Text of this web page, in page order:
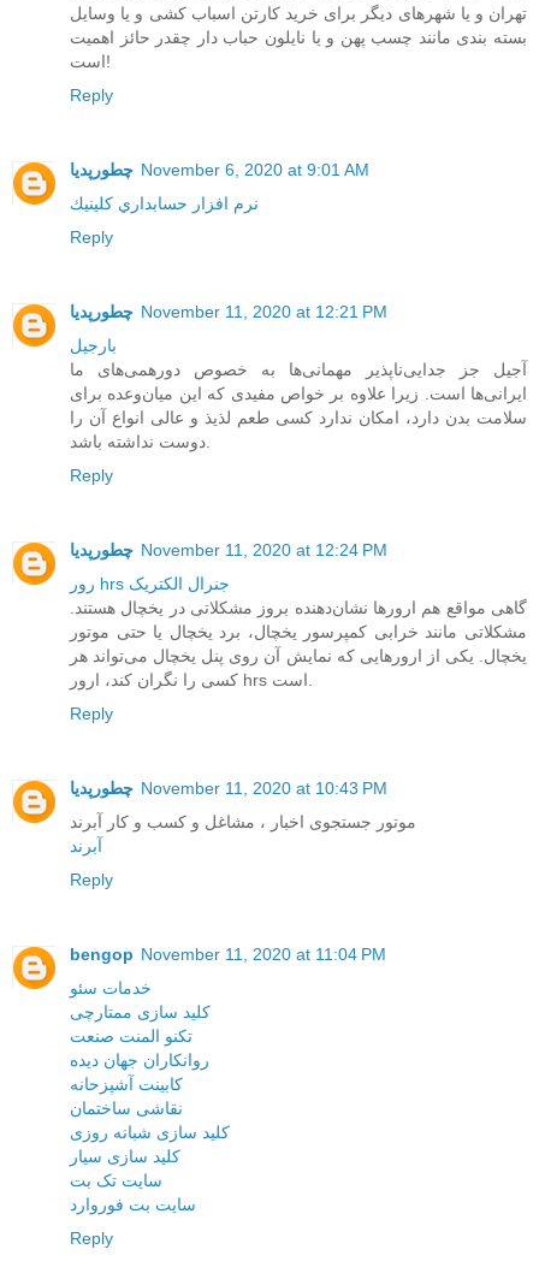
تهران و یا شهرهای دیگر برای خرید کارتن اسباب کشی و یا وسایل
بسته بندی مانند چسب پهن و یا نایلون حباب دار چقدر حائز اهمیت
است!
Reply
چطورپدیا November 6, 2020 at 9:01 AM
نرم افزار حسابداري كلينيك
Reply
چطورپدیا November 11, 2020 at 12:21 PM
بارجیل
آجیل جز جدایی‌ناپذیر مهمانی‌ها به‌ خصوص دورهمی‌های ما
ایرانی‌ها است. زیرا علاوه بر خواص مفیدی که این میان‌وعده برای
سلامت بدن دارد، امکان ندارد کسی طعم لذیذ و عالی انواع آن را
Reply
چطورپدیا November 11, 2020 at 12:24 PM
رور hrs جنرال الکتریک
گاهی مواقع هم ارورها نشان‌دهنده بروز مشکلاتی در یخچال هستند.
مشکلاتی مانند خرابی کمپرسور یخچال، برد یخچال یا حتی موتور
یخچال. یکی از ارورهایی که نمایش آن روی پنل یخچال می‌تواند هر
Reply
چطورپدیا November 11, 2020 at 10:43 PM
موتور جستجوی اخبار ، مشاغل و کسب و کار آبرند
آبرند
Reply
bengop November 11, 2020 at 11:04 PM
خدمات سئو
کلید سازی ممتارچی
تکنو المنت صنعت
روانکاران جهان دیده
کابینت آشپزحانه
نقاشی ساختمان
کلید سازی شبانه روزی
کلید سازی سیار
سایت تک بت
سایت بت فوروارد
Reply